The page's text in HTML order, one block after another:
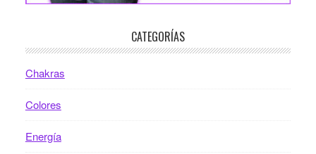
CATEGORÍAS
Chakras
Colores
Energía